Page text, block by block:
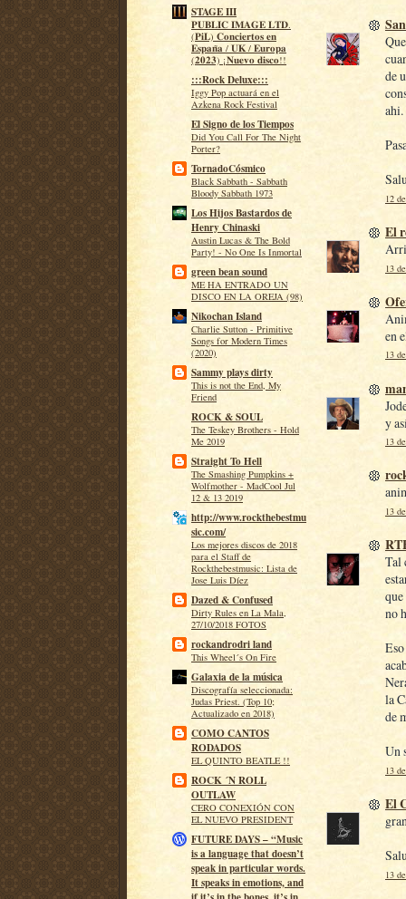
STAGE III
𝐏𝐔𝐁𝐋𝐈𝐂 𝐈𝐌𝐀𝐆𝐄 𝐋𝐓𝐃.
(𝐏𝐢𝐋) 𝐂𝐨𝐧𝐜𝐢𝐞𝐫𝐭𝐨𝐬 𝐞𝐧
𝐄𝐬𝐩𝐚𝐧̃𝐚 / 𝐔𝐊 / 𝐄𝐮𝐫𝐨𝐩𝐚
(𝟐𝟎𝟐𝟑) ¡𝐍𝐮𝐞𝐯𝐨 𝐝𝐢𝐬𝐜𝐨!!
:::Rock Deluxe:::
Iggy Pop actuará en el
Azkena Rock Festival
El Signo de los Tiempos
Did You Call For The Night
Porter?
TornadoCósmico
Black Sabbath - Sabbath
Bloody Sabbath 1973
Los Hijos Bastardos de
Henry Chinaski
Austin Lucas & The Bold
Party! - No One Is Inmortal
green bean sound
ME HA ENTRADO UN
DISCO EN LA OREJA (98)
Nikochan Island
Charlie Sutton - Primitive
Songs for Modern Times
(2020)
Sammy plays dirty
This is not the End, My
Friend
ROCK & SOUL
The Teskey Brothers - Hold
Me 2019
Straight To Hell
The Smashing Pumpkins +
Wolfmother - MadCool Jul
12 & 13 2019
http://www.rockthebestmu
sic.com/
Los mejores discos de 2018
para el Staff de
Rockthebestmusic: Lista de
Jose Luis Díez
Dazed & Confused
Dirty Rules en La Mala,
27/10/2018 FOTOS
rockandrodri land
This Wheel´s On Fire
Galaxia de la música
Discografía seleccionada:
Judas Priest. (Top 10;
Actualizado en 2018)
COMO CANTOS
RODADOS
EL QUINTO BEATLE !!
ROCK ´N ROLL
OUTLAW
CERO CONEXIÓN CON
EL NUEVO PRESIDENT
FUTURE DAYS – “Music
is a language that doesn’t
speak in particular words.
It speaks in emotions, and
de
ahi.
12
El
13
en
13
y
13
13
Tal
no
la
de
Un
13
El
13